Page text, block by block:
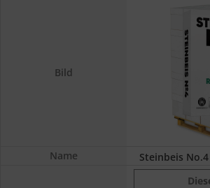
Bild
Name
Steinbeis